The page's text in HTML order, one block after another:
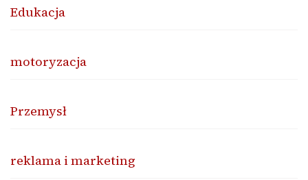
Edukacja
motoryzacja
Przemysł
reklama i marketing